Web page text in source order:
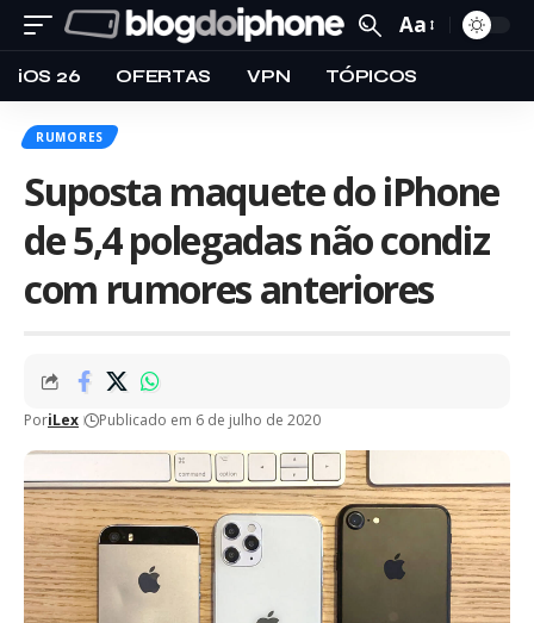
Aa
iOS 26 OFERTAS VPN TÓPICOS
RUMORES
Suposta maquete do iPhone
de 5,4 polegadas não condiz
com rumores anteriores
PoriLex Publicado em 6 de julho de 2020